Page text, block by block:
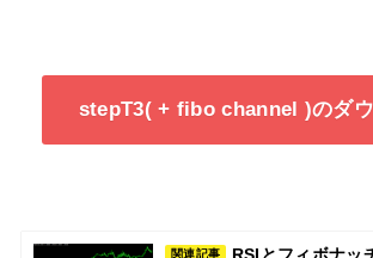
stepT3( + fibo channel )のダ
関連記事